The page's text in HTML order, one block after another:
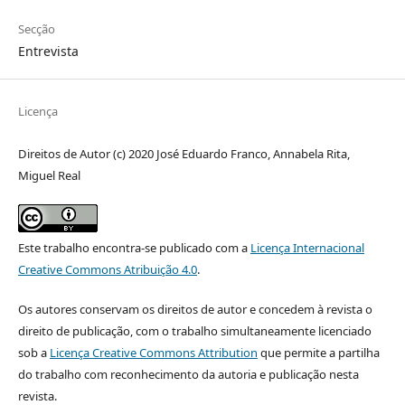
Secção
Entrevista
Licença
Direitos de Autor (c) 2020 José Eduardo Franco, Annabela Rita,
Miguel Real
Este trabalho encontra-se publicado com a Licença Internacional
Creative Commons Atribuição 4.0.
Os autores conservam os direitos de autor e concedem à revista o
direito de publicação, com o trabalho simultaneamente licenciado
sob a Licença Creative Commons Attribution que permite a partilha
do trabalho com reconhecimento da autoria e publicação nesta
revista.